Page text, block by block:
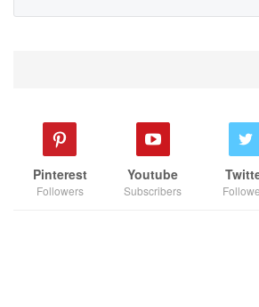
Youtube
Subscribers
Pinterest
Followers